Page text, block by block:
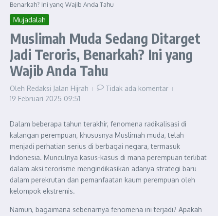
Benarkah? Ini yang Wajib Anda Tahu
Mujadalah
Muslimah Muda Sedang Ditarget
Jadi Teroris, Benarkah? Ini yang
Wajib Anda Tahu
Oleh Redaksi Jalan Hijrah
Tidak ada komentar
19 Februari 2025 09:51
Dalam beberapa tahun terakhir, fenomena radikalisasi di
kalangan perempuan, khususnya Muslimah muda, telah
menjadi perhatian serius di berbagai negara, termasuk
Indonesia. Munculnya kasus-kasus di mana perempuan terlibat
dalam aksi terorisme mengindikasikan adanya strategi baru
dalam perekrutan dan pemanfaatan kaum perempuan oleh
kelompok ekstremis.
Namun, bagaimana sebenarnya fenomena ini terjadi? Apakah